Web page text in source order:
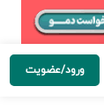
ورود/عضویت